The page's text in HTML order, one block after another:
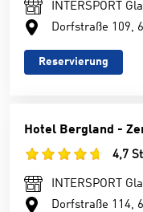
INTERSPORT
Dorfstraße 109,
Reservierung
Hotel Bergland -
4,7
INTERSPORT
Dorfstraße 114,